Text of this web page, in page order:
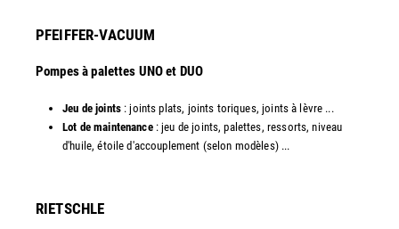
PFEIFFER-VACUUM
Pompes à palettes UNO et DUO
Jeu de joints: joints plats, joints toriques, joints à lèvre ...
Lot de maintenance: jeu de joints, palettes, ressorts, niveau
d'huile, étoile d'accouplement (selon modèles) ...​​
RIETSCHLE